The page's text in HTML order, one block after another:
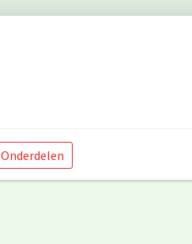
Onderdelen